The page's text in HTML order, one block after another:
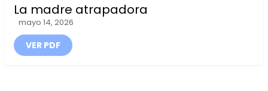
La madre atrapadora
mayo 14, 2026
VER PDF